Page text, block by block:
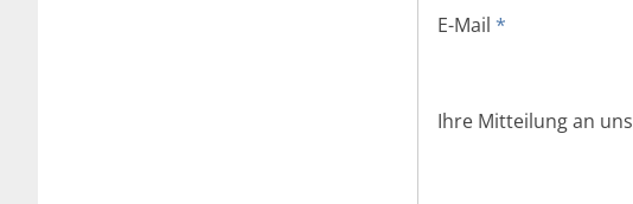
E-Mail *
Ihre Mitteilung an uns